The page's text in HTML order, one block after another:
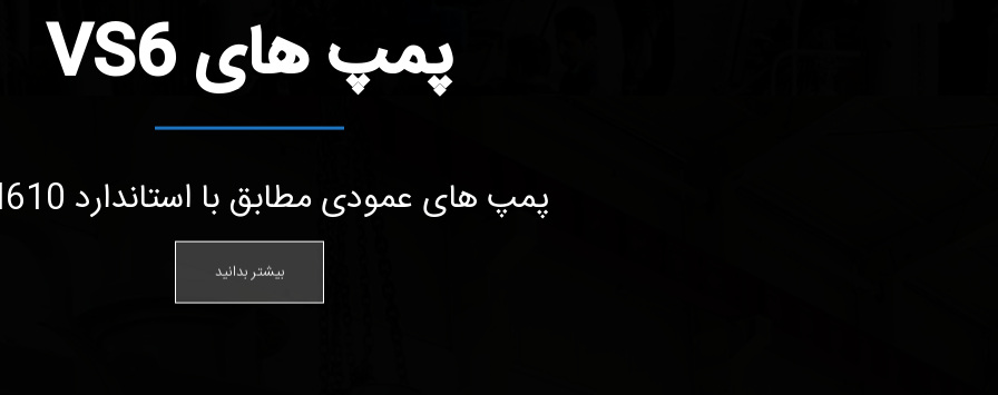
پمپ های VS6
پمپ های عمودی مطابق با استاندارد API610
بیشتر بدانید